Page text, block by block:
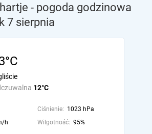
- pogoda godzinowa
7 sierpnia
12°C
Ciśnienie: 1023 hPa
h Wilgotność: 95%